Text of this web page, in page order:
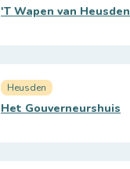
'T Wapen van Heusden
Heusden
Het Gouverneurshuis